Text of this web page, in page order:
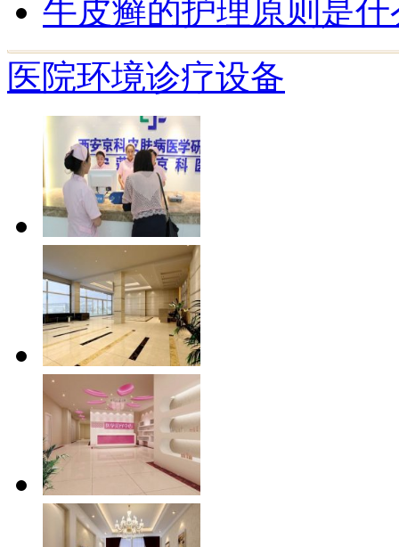
牛皮癣的护理原则是什
医院环境诊疗设备